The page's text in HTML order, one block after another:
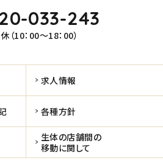
033-243
（10：00～18：00）
求人情報
各種方針
生体の店舗間の
移動に関して